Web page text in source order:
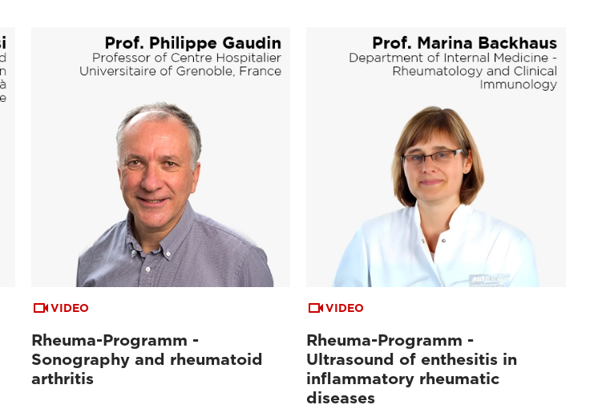
VIDEO
Rheuma-Programm -
Sonography and rheumatoid
arthritis
VIDEO
Rheuma-Programm -
Ultrasound of enthesitis in
inflammatory rheumatic
diseases